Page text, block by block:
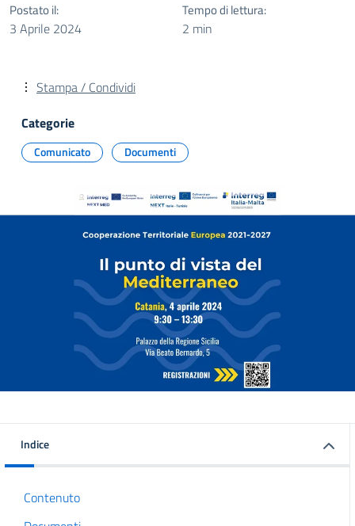
Postato il:
3 Aprile 2024
Tempo di lettura:
2 min
Stampa / Condividi
Categorie
Comunicato Documenti
Indice
Contenuto